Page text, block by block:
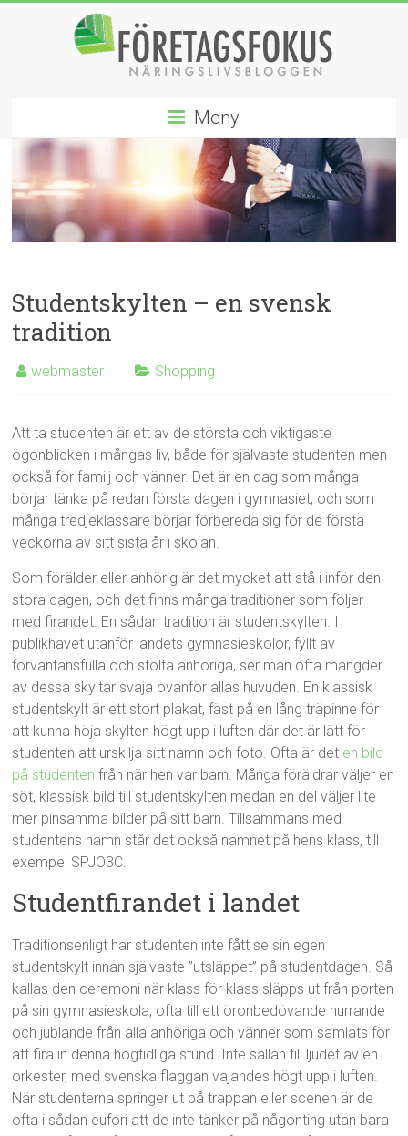
Företagsfokus
Näringslivsbloggen
Meny
Studentskylten – en svensk
tradition
webmaster Shopping
Att ta studenten är ett av de största och viktigaste
ögonblicken i mångas liv, både för självaste studenten men
också för familj och vänner. Det är en dag som många
börjar tänka på redan första dagen i gymnasiet, och som
många tredjeklassare börjar förbereda sig för de första
veckorna av sitt sista år i skolan.
Som förälder eller anhörig är det mycket att stå i inför den
stora dagen, och det finns många traditioner som följer
med firandet. En sådan tradition är studentskylten. I
publikhavet utanför landets gymnasieskolor, fyllt av
förväntansfulla och stolta anhöriga, ser man ofta mängder
av dessa skyltar svaja ovanför allas huvuden. En klassisk
studentskylt är ett stort plakat, fäst på en lång träpinne för
att kunna höja skylten högt upp i luften där det är lätt för
studenten att urskilja sitt namn och foto. Ofta är det en bild
på studenten från när hen var barn. Många föräldrar väljer en
söt, klassisk bild till studentskylten medan en del väljer lite
mer pinsamma bilder på sitt barn. Tillsammans med
studentens namn står det också namnet på hens klass, till
exempel SPJO3C.
Studentfirandet i landet
Traditionsenligt har studenten inte fått se sin egen
studentskylt innan självaste ”utsläppet” på studentdagen. Så
kallas den ceremoni när klass för klass släpps ut från porten
på sin gymnasieskola, ofta till ett öronbedövande hurrande
och jublande från alla anhöriga och vänner som samlats för
att fira in denna högtidliga stund. Inte sällan till ljudet av en
orkester, med svenska flaggan vajandes högt upp i luften.
När studenterna springer ut på trappan eller scenen är de
ofta i sådan eufori att de inte tänker på någonting utan bara